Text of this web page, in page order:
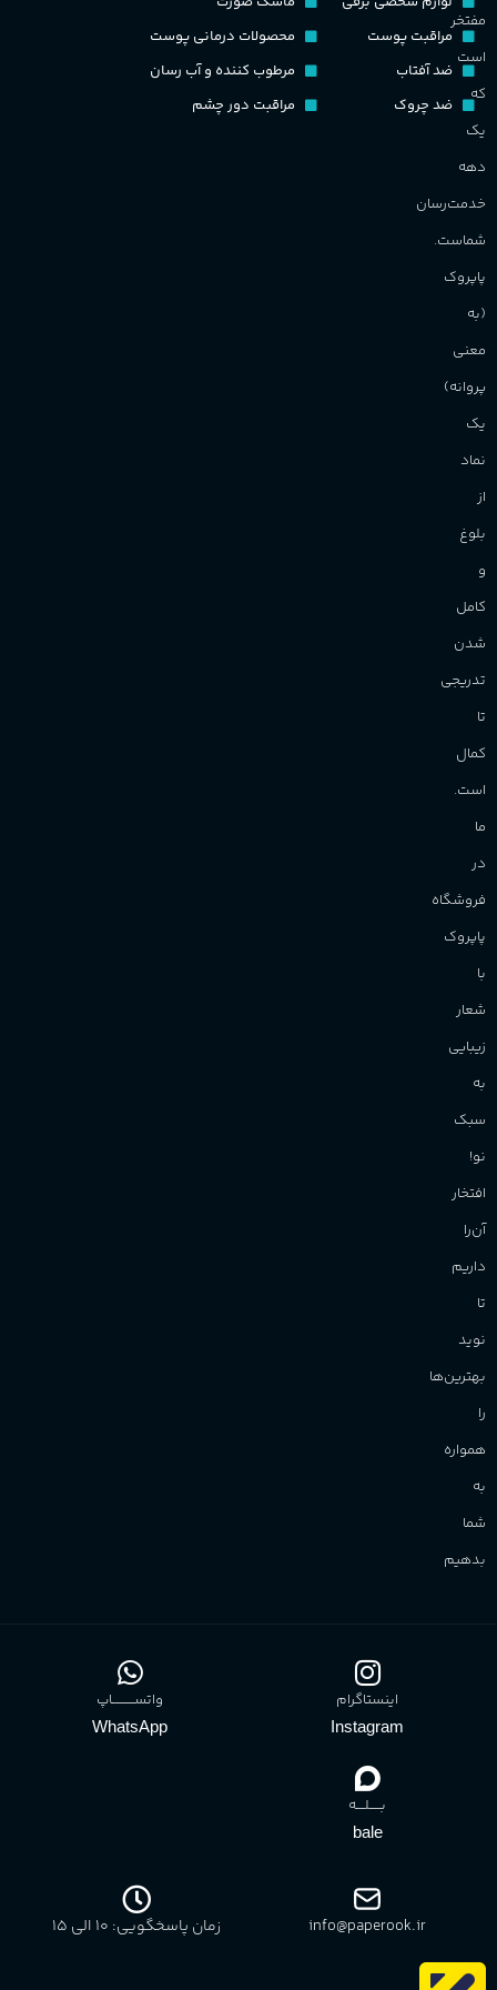
طبع
گروه بویایی
ماندگاری
آقایان
نت‌های چوبی
مفتخر
است
که
یک
دهه
خدمت‌رسان
شماست.
پاپروک
(به
معنی
پروانه)
یک
نماد
از
بلوغ
و
کامل
شدن
تدریجی
تا
کمال
است.
ما
در
فروشگاه
پاپروک
با
شعار
زیبایی
به
سبک
نو!
افتخار
آن‌را
داریم
تا
نوید
بهترین‌ها
را
همواره
به
شما
بدهیم
مراقبت پوست
ضد آفتاب
ضد چروک
محصولات درمانی پوست
مرطوب کننده و آب رسان
مراقبت دور چشم
اینستاگرام
Instagram
واتســــــــــاپ
WhatsApp
بـــــلــــه
bale
info@paperook.ir زمان پاسخگویی: 10 الی ۱5